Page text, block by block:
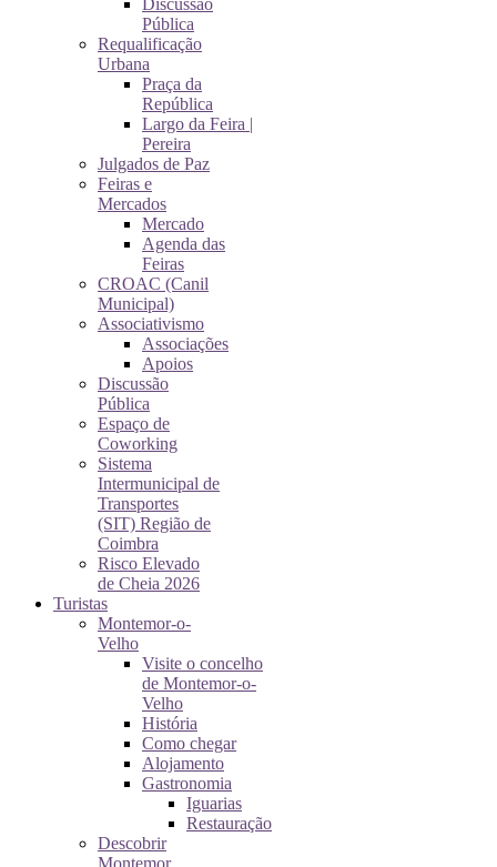
Discussão
Pública
Requalificação
Urbana
Praça da
República
Largo da Feira |
Pereira
Julgados de Paz
Feiras e
Mercados
Mercado
Agenda das
Feiras
CROAC (Canil
Municipal)
Associativismo
Associações
Apoios
Discussão
Pública
Espaço de
Coworking
Sistema
Intermunicipal de
Transportes
(SIT) Região de
Coimbra
Risco Elevado
de Cheia 2026
Turistas
Montemor-o-
Velho
Visite o concelho
de Montemor-o-
Velho
História
Como chegar
Alojamento
Gastronomia
Iguarias
Restauração
Descobrir
Montemor